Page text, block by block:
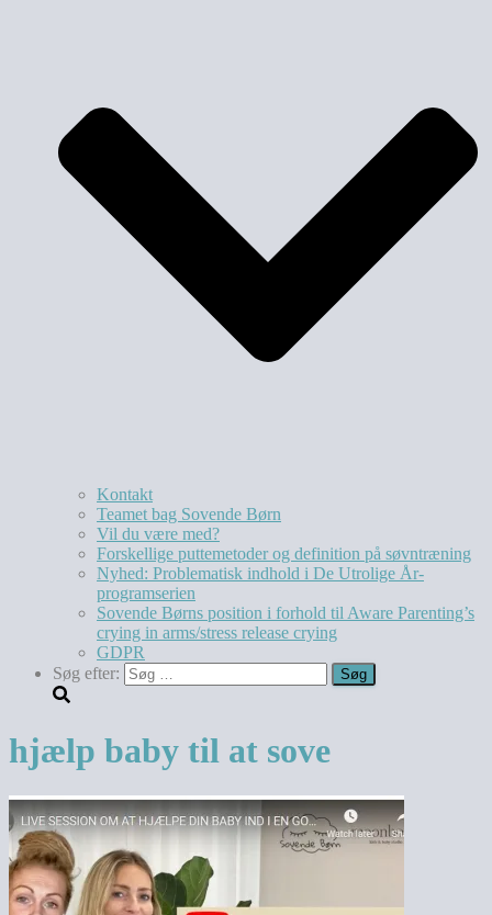
Kontakt
Teamet bag Sovende Børn
Vil du være med?
Forskellige puttemetoder og definition på søvntræning
Nyhed: Problematisk indhold i De Utrolige År-
programserien
Sovende Børns position i forhold til Aware Parenting’s
crying in arms/stress release crying
GDPR
Søg efter:
hjælp baby til at sove